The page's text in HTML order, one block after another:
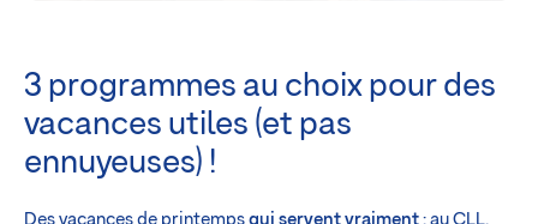
3 programmes au choix pour des
vacances utiles (et pas
ennuyeuses) !
Des vacances de printemps qui servent vraiment : au CLL,